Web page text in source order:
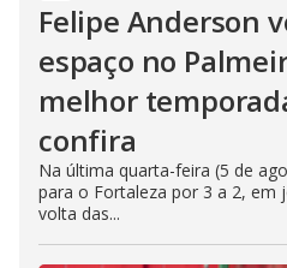
Felipe Anderson
espaço no
melhor
confira
Na última quarta-feira (5 de
para o Fortaleza por 3 a 2, em
volta das...